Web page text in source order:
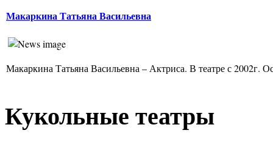
Макаркина Татьяна Васильевна
Макаркина Татьяна Васильевна – Актриса. В театре с 2002г.
Кукольные театры